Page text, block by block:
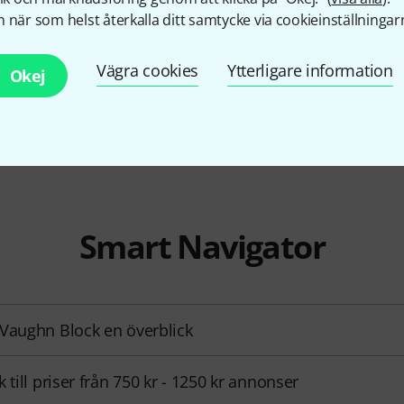
när som helst återkalla ditt samtycke via
Okej Vägra cookies Ytterligare information
990 kr
C#6
Smart Navigator
Block en överblick
till priser från 750 kr - 1250 kr annonser